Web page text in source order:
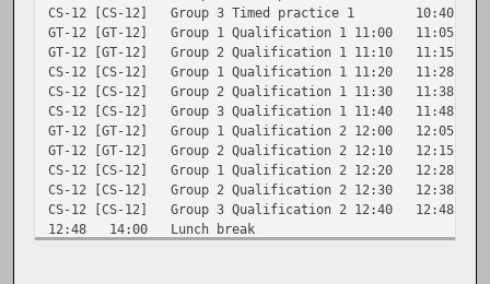
CS-12 [CS-12]
Group 3 Timed practice 1 10:40
GT-12 [GT-12]
Group 1 Qualification 1 11:00
11:05
GT-12 [GT-12]
Group 2 Qualification 1 11:10
11:15
CS-12 [CS-12]
Group 1 Qualification 1 11:20
11:28
CS-12 [CS-12]
Group 2 Qualification 1 11:30
11:38
CS-12 [CS-12]
Group 3 Qualification 1 11:40
11:48
GT-12 [GT-12]
Group 1 Qualification 2 12:00
12:05
GT-12 [GT-12]
Group 2 Qualification 2 12:10
12:15
CS-12 [CS-12]
Group 1 Qualification 2 12:20
12:28
CS-12 [CS-12]
Group 2 Qualification 2 12:30
12:38
CS-12 [CS-12]
Group 3 Qualification 2 12:40
12:48
12:48
14:00
Lunch break